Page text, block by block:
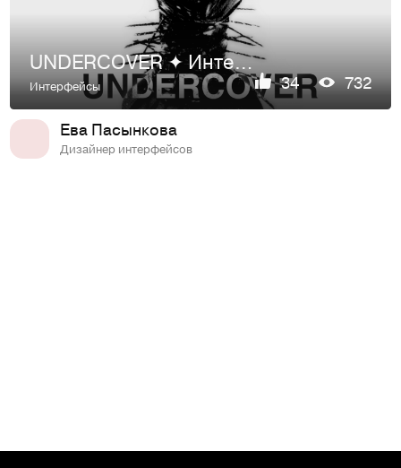
UNDERCOVER ✦ Интернет-магазин
Интерфейсы 34 732
Ева Пасынкова
Дизайнер интерфейсов